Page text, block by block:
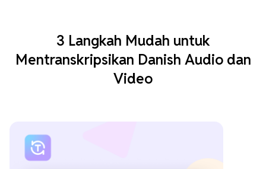
3 Langkah Mudah untuk
Mentranskripsikan Danish Audio dan
Video